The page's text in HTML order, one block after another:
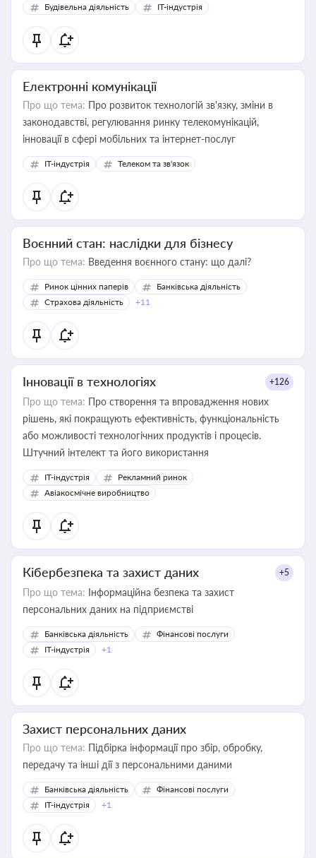
Будівельна діяльність IT-індустрія
Електронні комунікації
Про що тема: Про розвиток технологій зв'язку, зміни в
законодавстві, регулювання ринку телекомунікацій,
інновації в сфері мобільних та інтернет-послуг
IT-індустрія Телеком та зв'язок
Воєнний стан: наслідки для бізнесу
Про що тема: Введення воєнного стану: що далі?
Ринок цінних паперів
Банківська діяльність
Страхова діяльність
+11
Інновації в технологіях +126
Про що тема: Про створення та впровадження нових
рішень, які покращують ефективність, функціональність
або можливості технологічних продуктів і процесів.
Штучний інтелект та його використання
IT-індустрія
Рекламний ринок
Авіакосмічне виробництво
Кібербезпека та захист даних +5
Про що тема: Інформаційна безпека та захист
персональних даних на підприємстві
Банківська діяльність
Фінансові послуги
IT-індустрія
+1
Захист персональних даних
Про що тема: Підбірка інформації про збір, обробку,
передачу та інші дії з персональними даними
Банківська діяльність
Фінансові послуги
IT-індустрія
+1